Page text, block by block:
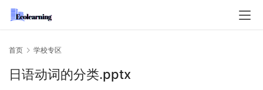
首页 学校专区
日语动词的分类.pptx